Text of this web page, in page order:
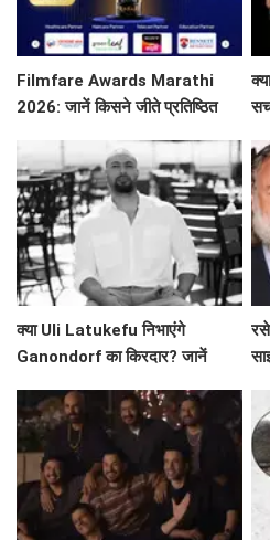
Filmfare Awards Marathi
2026: जानें किसने जीते प्रतिष्ठित
क्या Uli Latukefu निभाएंगे
Ganondorf का किरदार? जानें